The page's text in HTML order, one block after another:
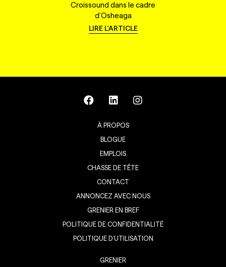
Croissound dans le cadre
d'Osheaga
LIRE L'ARTICLE
À PROPOS
BLOGUE
EMPLOIS
CHASSE DE TÊTE
CONTACT
ANNONCEZ AVEC NOUS
GRENIER EN BREF
POLITIQUE DE CONFIDENTIALITÉ
POLITIQUE D’UTILISATION
GRENIER